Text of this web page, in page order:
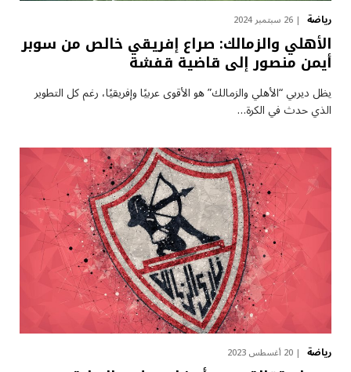
رياضة 26 سبتمبر 2024
الأهلي والزمالك: صراع إفريقي خالص من سوبر
أيمن منصور إلى قاضية قفشة
يظل ديربي “الأهلي والزمالك” هو الأقوى عربيًا وإفريقيًا، رغم كل التطوير
الذي حدث في الكرة…
رياضة 20 أغسطس 2023